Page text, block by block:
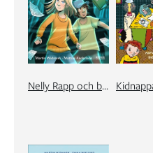
Nelly Rapp och bullergasten